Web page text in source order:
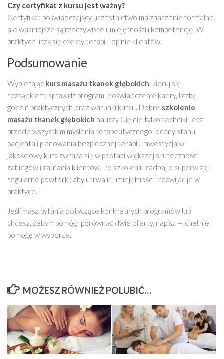
Czy certyfikat z kursu jest ważny?
Certyfikat poświadczający uczestnictwo ma znaczenie formalne,
ale ważniejsze są rzeczywiste umiejętności i kompetencje. W
praktyce liczą się efekty terapii i opinie klientów.
Podsumowanie
Wybierając kurs masażu tkanek głębokich, kieruj się
rozsądkiem: sprawdź program, doświadczenie kadry, liczbę
godzin praktycznych oraz warunki kursu. Dobre szkolenie
masażu tkanek głębokich nauczy Cię nie tylko techniki, lecz
przede wszystkim myślenia terapeutycznego, oceny stanu
pacjenta i planowania bezpiecznej terapii. Inwestycja w
jakościowy kurs zwraca się w postaci większej skuteczności
zabiegów i zaufania klientów. Po szkoleniu zadbaj o superwizję i
regularne powtórki, aby utrwalić umiejętności i rozwijać je w
praktyce.
Jeśli masz pytania dotyczące konkretnych programów lub
chcesz, żebym pomógł porównać dwie oferty, napisz — chętnie
pomogę w wyborze.
MOŻESZ RÓWNIEŻ POLUBIĆ…